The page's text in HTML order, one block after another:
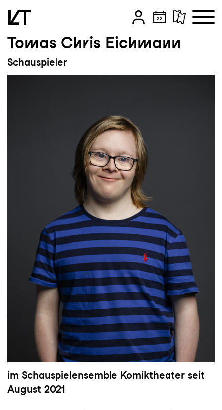
Zum Hauptinhalt springen
Zum Footer springen
Tomas Chris Eichmann
Schauspieler
im Schauspielensemble Komiktheater seit
August 2021